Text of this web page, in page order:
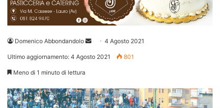
Domenico Abbondandolo
Invia 4 Agosto 2021
Ultimo aggiornamento: 4 Agosto 2021 801
Meno di 1 minuto di lettura